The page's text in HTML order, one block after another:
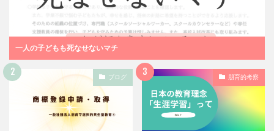
一人の子どもも死なせないマチ
ブログ 朋育的考察